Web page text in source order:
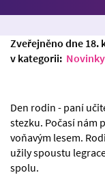
Zveřejněno dne 18.
v kategorii:
Den rodin - paní
stezku. Počasí nám
voňavým lesem.
užily spoustu
spolu.